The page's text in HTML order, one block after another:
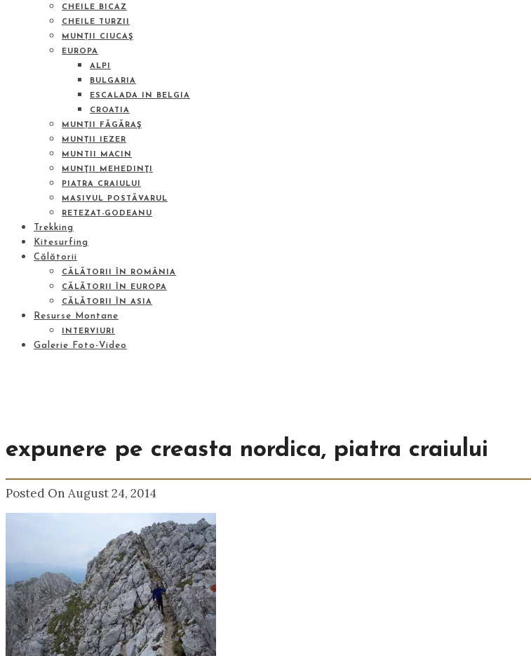
CHEILE BICAZ
CHEILE TURZII
MUNȚII CIUCAŞ
EUROPA
ALPI
BULGARIA
ESCALADA IN BELGIA
CROATIA
MUNȚII FĂGĂRAŞ
MUNȚII IEZER
MUNTII MACIN
MUNŢII MEHEDINŢI
PIATRA CRAIULUI
MASIVUL POSTĂVARUL
RETEZAT-GODEANU
Trekking
Kitesurfing
Călătorii
CĂLĂTORII ÎN ROMÂNIA
CĂLĂTORII ÎN EUROPA
CĂLĂTORII ÎN ASIA
Resurse Montane
INTERVIURI
Galerie Foto-Video
expunere pe creasta nordica, piatra craiului
Posted On August 24, 2014